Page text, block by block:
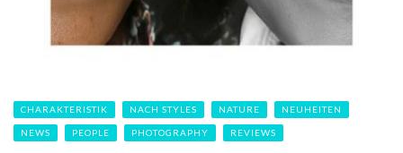
CHARAKTERISTIK NACH STYLES NATURE NEUHEITEN
NEWS PEOPLE PHOTOGRAPHY REVIEWS